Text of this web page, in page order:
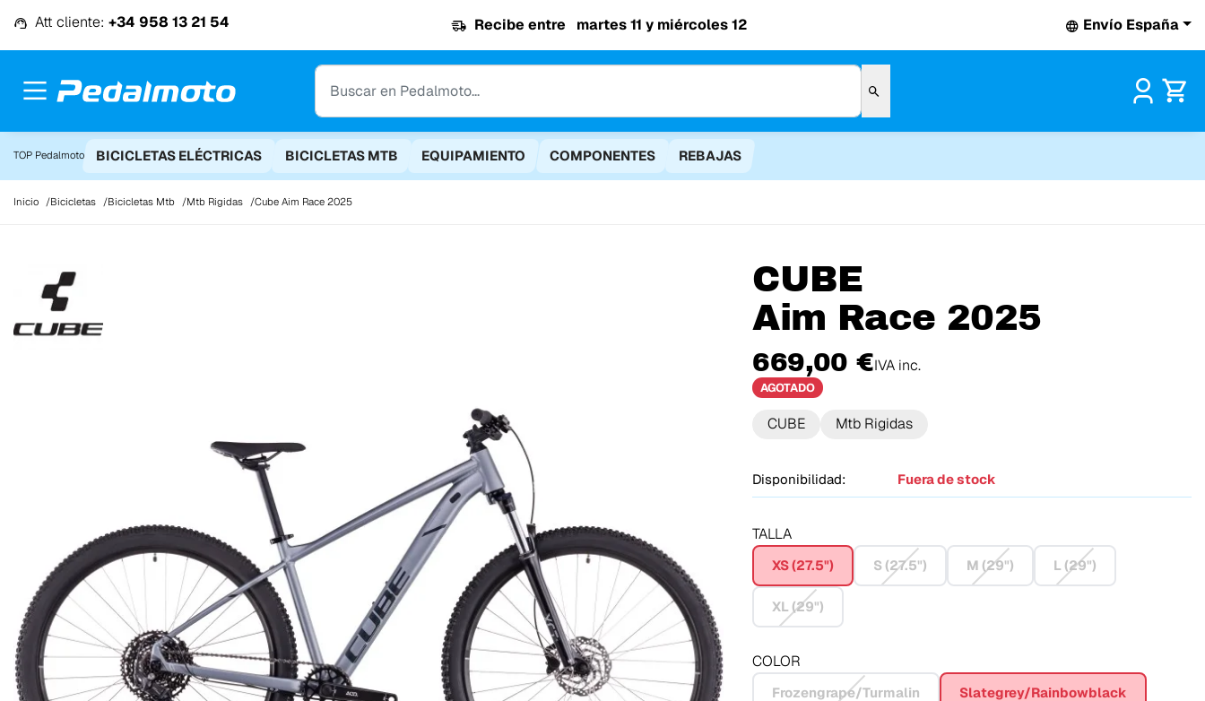
Att cliente: +34 958 13 21 54 Recibe entre martes 11 y miércoles 12 Envío España
TOP Pedalmoto BICICLETAS ELÉCTRICAS BICICLETAS MTB EQUIPAMIENTO COMPONENTES REBAJAS
Inicio Bicicletas Bicicletas Mtb Mtb Rigidas Cube Aim Race 2025
CUBE
Aim Race 2025
669,00 €IVA inc.
AGOTADO
CUBE Mtb Rigidas
Disponibilidad: Fuera de stock
TALLA
XS (27.5") S (27.5") M (29") L (29")
XL (29")
COLOR
Frozengrape/Turmalin Slategrey/Rainbowblack